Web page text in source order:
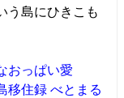
う島にひきこも
おっぱい愛
移住録 べとまる